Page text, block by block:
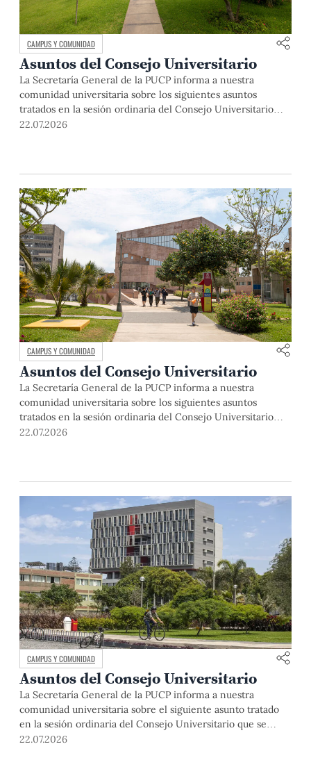
CAMPUS Y COMUNIDAD
Asuntos del Consejo Universitario
La Secretaría General de la PUCP informa a nuestra
comunidad universitaria sobre los siguientes asuntos
tratados en la sesión ordinaria del Consejo Universitario
que se realizó el día miércoles 13 de mayo. El Dr. Julio del
22.07.2026
CAMPUS Y COMUNIDAD
Asuntos del Consejo Universitario
La Secretaría General de la PUCP informa a nuestra
comunidad universitaria sobre los siguientes asuntos
tratados en la sesión ordinaria del Consejo Universitario
que se realizó el día miércoles 22 de abril de 2026: La
22.07.2026
CAMPUS Y COMUNIDAD
Asuntos del Consejo Universitario
La Secretaría General de la PUCP informa a nuestra
comunidad universitaria sobre el siguiente asunto tratado
en la sesión ordinaria del Consejo Universitario que se
realizó el día miércoles 24 de junio de 2026: El Dr. Julio del
22.07.2026